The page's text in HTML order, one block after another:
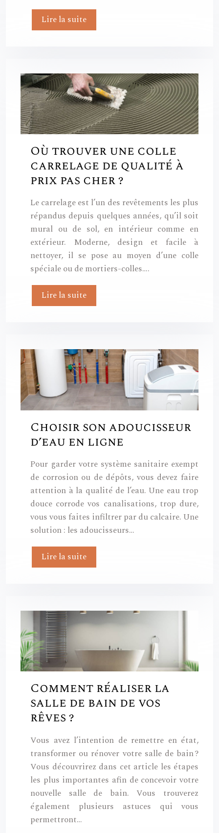
Lire la suite
Où trouver une colle
carrelage de qualité à
prix pas cher ?
Le carrelage est l’un des revêtements les plus
répandus depuis quelques années, qu’il soit
mural ou de sol, en intérieur comme en
extérieur. Moderne, design et facile à
nettoyer, il se pose au moyen d’une colle
spéciale ou de mortiers-colles….
Lire la suite
Choisir son adoucisseur
d’eau en ligne
Pour garder votre système sanitaire exempt
de corrosion ou de dépôts, vous devez faire
attention à la qualité de l’eau. Une eau trop
douce corrode vos canalisations, trop dure,
vous vous faites infiltrer par du calcaire. Une
solution : les adoucisseurs…
Lire la suite
Comment réaliser la
salle de bain de vos
rêves ?
Vous avez l’intention de remettre en état,
transformer ou rénover votre salle de bain ?
Vous découvrirez dans cet article les étapes
les plus importantes afin de concevoir votre
nouvelle salle de bain. Vous trouverez
également plusieurs astuces qui vous
permettront…